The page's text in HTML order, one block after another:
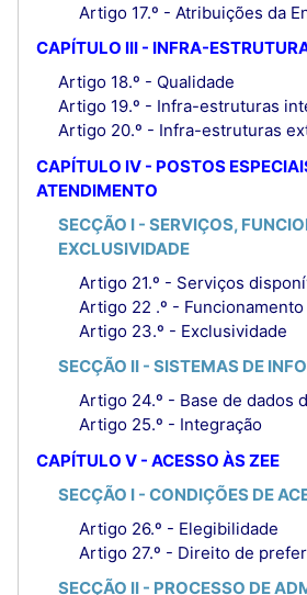
Artigo 17.º - Atribuições da
CAPÍTULO III - INFRA-
Artigo 18.º - Qualidade
Artigo 19.º - Infra-estruturas
Artigo 20.º - Infra-estruturas
CAPÍTULO IV - POSTOS
ATENDIMENTO
SECÇÃO I - SERVIÇOS,
EXCLUSIVIDADE
Artigo 21.º - Serviços
Artigo 22 .º - Funcionamento
Artigo 23.º - Exclusividade
SECÇÃO II - SISTEMAS DE
Artigo 24.º - Base de dados
Artigo 25.º - Integração
CAPÍTULO V - ACESSO ÀS ZEE
SECÇÃO I - CONDIÇÕES DE
Artigo 26.º - Elegibilidade
Artigo 27.º - Direito de
SECÇÃO II - PROCESSO DE